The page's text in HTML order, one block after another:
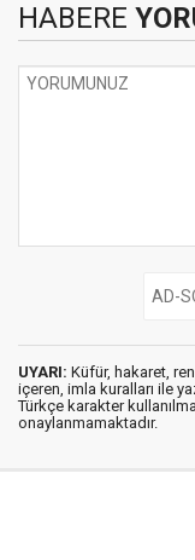
HABERE
UYARI: Küfür, hakaret,
içeren, imla kuralları ile
Türkçe karakter
onaylanmamaktadır.